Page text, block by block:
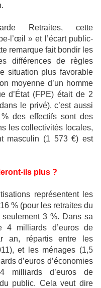
Retraites, cette
l’œil » et l’écart public-
remarque fait bondir les
différences de règles
situation plus favorable
moyenne d’un homme
d’État (FPE) était de 2
le privé), c’est aussi
des effectifs sont des
les collectivités locales,
masculin (1 573 €) est
ils plus ?
représentent les
% (pour les retraites du
3 %. Dans sa
4 milliards d’euros de
an, répartis entre les
et les ménages (1,5
d’euros d’économies
milliards d’euros de
public. Cela veut dire